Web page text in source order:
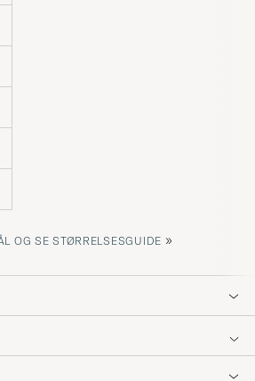
OG SE STØRRELSESGUIDE »